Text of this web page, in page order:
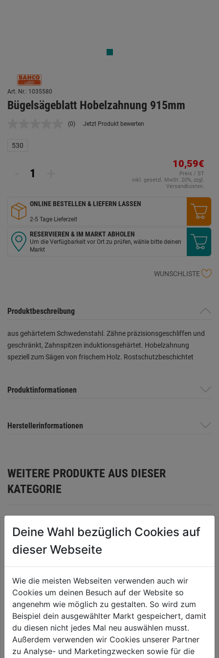
Art. Nr.: 1035580
Bügelsägeblatt Hobelzahnung 915mm
Kein
(0) Jetzt Produkt bewerten
530
10,59€
Preis / ST
inkl. gesetzl. MwSt. 20%, zzgl.
Versandkosten.
ONLINE BESTELLEN & LIEFERN LASSEN
2-5 Tage Lieferzeit
RESERVIEREN & IM MARKT ABHOLEN
Um die Verfügbarkeit vor Ort zu prüfen, wähle bitte deinen
Markt
WUNSCHLISTE
Produktbeschreibung
aus gehärtetem Schwedenstahl. Zähne präzisionsgeschliffen und
geschränkt, Zahnspitzen induktionsgehärtet. Hobelzahnung
speziell zum Sägen von frischem Holz. Rostschutzbeschichtet
Produktinformationen
Herstellerinformationen
WEITERE PRODUKTE AUS DIESER
KATEGORIE
Metallsägebogen 300mm mit
Plastikgriff
Schneidlade Holz
Deine Wahl bezüglich Cookies auf
dieser Webseite
Wie die meisten Webseiten verwenden auch wir
Cookies um deinen Besuch auf der Website so
angenehm wie möglich zu gestalten. So wird zum
Beispiel dein ausgewählter Markt gespeichert, damit
du diesen nicht jedes Mal neu auswählen musst.
Außerdem verwenden wir Cookies unserer Partner
zu Analyse- und Marketingzwecken sowie für die